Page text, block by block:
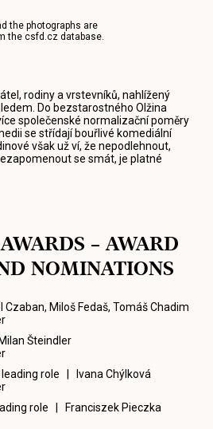
the photographs are
thecsfd.cz database.
rodiny a vrstevníků, nahlížený
Do bezstarostného Olžina
společenské normalizační poměry
se střídají bouřlivé komediální
však už ví, že nepodlehnout,
se smát, je platné
– AWARD
NOMINATIONS
Czaban, Miloš Fedaš,Tomáš Chadim
Milan Šteindler
role |
Ivana Chýlková
role | Franciszek Pieczka